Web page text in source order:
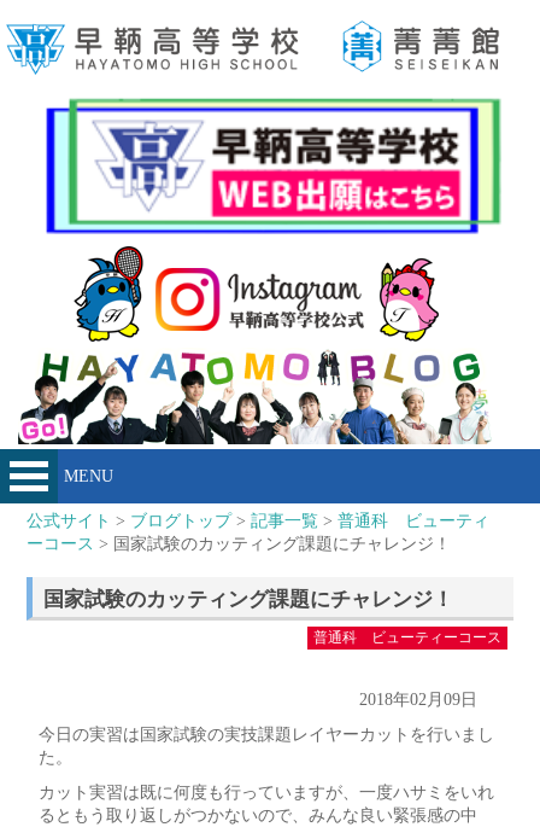
MENU
公式サイト > ブログトップ>記事一覧 >普通科 ビューティ
ーコース > 国家試験のカッティング課題にチャレンジ！
国家試験のカッティング課題にチャレンジ！
普通科 ビューティーコース
2018年02月09日
今日の実習は国家試験の実技課題レイヤーカットを行いまし
た。
カット実習は既に何度も行っていますが、一度ハサミをいれ
るともう取り返しがつかないので、みんな良い緊張感の中